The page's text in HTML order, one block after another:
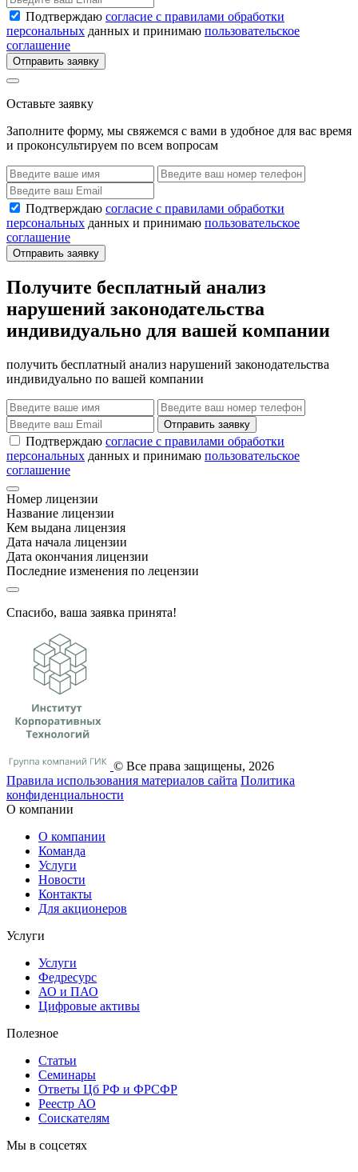
Подтверждаю согласие с правилами обработки
персональных данных и принимаю пользовательское
соглашение
Отправить заявку
Оставьте заявку
Заполните форму, мы свяжемся с вами в удобное для вас время
и проконсультируем по всем вопросам
Подтверждаю согласие с правилами обработки
персональных данных и принимаю пользовательское
соглашение
Отправить заявку
Получите бесплатный анализ
нарушений законодательства
индивидуально для вашей компании
получить бесплатный анализ нарушений законодательства
индивидуально по вашей компании
Отправить заявку
Подтверждаю согласие с правилами обработки
персональных данных и принимаю пользовательское
соглашение
Номер лицензии
Название лицензии
Кем выдана лицензия
Дата начала лицензии
Дата окончания лицензии
Последние изменения по лецензии
Спасибо, ваша заявка принята!
© Все права защищены, 2026
Правила использования материалов сайта Политика
конфиденциальности
О компании
О компании
Команда
Услуги
Новости
Контакты
Для акционеров
Услуги
Услуги
Федресурс
АО и ПАО
Цифровые активы
Полезное
Статьи
Cеминары
Ответы Цб РФ и ФРСФР
Реестр АО
Соискателям
Мы в соцсетях